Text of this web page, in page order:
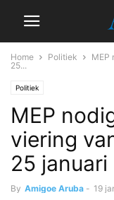
Home Politiek
MEP
25...
Politiek
MEP
viering
25 januari
By Amigoe Aruba - 19